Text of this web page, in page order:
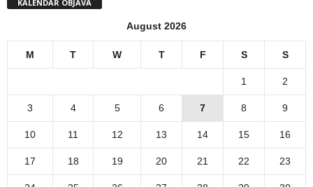
KALENDAR OBJAVA
August 2026
M T W T F S S
1 2
3 4 5 6 7 8 9
10 11 12 13 14 15 16
17 18 19 20 21 22 23